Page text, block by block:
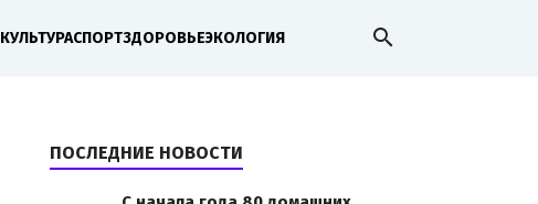
КУЛЬТУРАСПОРТЗДОРОВЬЕЭКОЛОГИЯ search
ПОСЛЕДНИЕ НОВОСТИ